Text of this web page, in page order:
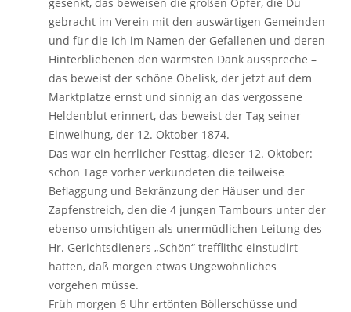
gebracht im Verein mit den auswärtigen Gemeinden
und für die ich im Namen der Gefallenen und deren
Hinterbliebenen den wärmsten Dank ausspreche –
das beweist der schöne Obelisk, der jetzt auf dem
Marktplatze ernst und sinnig an das vergossene
Heldenblut erinnert, das beweist der Tag seiner
Einweihung, der 12. Oktober 1874.
Das war ein herrlicher Festtag, dieser 12. Oktober:
schon Tage vorher verkündeten die teilweise
Beflaggung und Bekränzung der Häuser und der
Zapfenstreich, den die 4 jungen Tambours unter der
ebenso umsichtigen als unermüdlichen Leitung des
Hr. Gerichtsdieners „Schön“ trefflithc einstudirt
hatten, daß morgen etwas Ungewöhnliches
vorgehen müsse.
Früh morgen 6 Uhr ertönten Böllerschüsse und